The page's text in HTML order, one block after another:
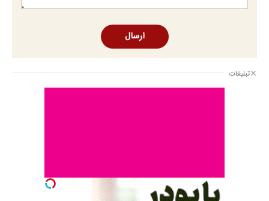
ارسال
تبلیغات